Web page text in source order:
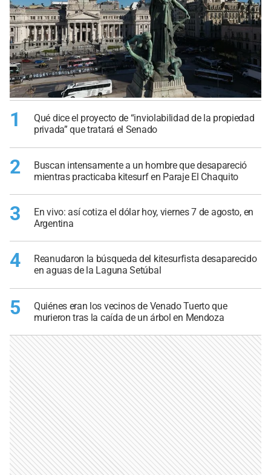
1
Qué dice el proyecto de “inviolabilidad de la propiedad
privada” que tratará el Senado
2
Buscan intensamente a un hombre que desapareció
mientras practicaba kitesurf en Paraje El Chaquito
3
En vivo: así cotiza el dólar hoy, viernes 7 de agosto, en
Argentina
4
Reanudaron la búsqueda del kitesurfista desaparecido
en aguas de la Laguna Setúbal
5
Quiénes eran los vecinos de Venado Tuerto que
murieron tras la caída de un árbol en Mendoza